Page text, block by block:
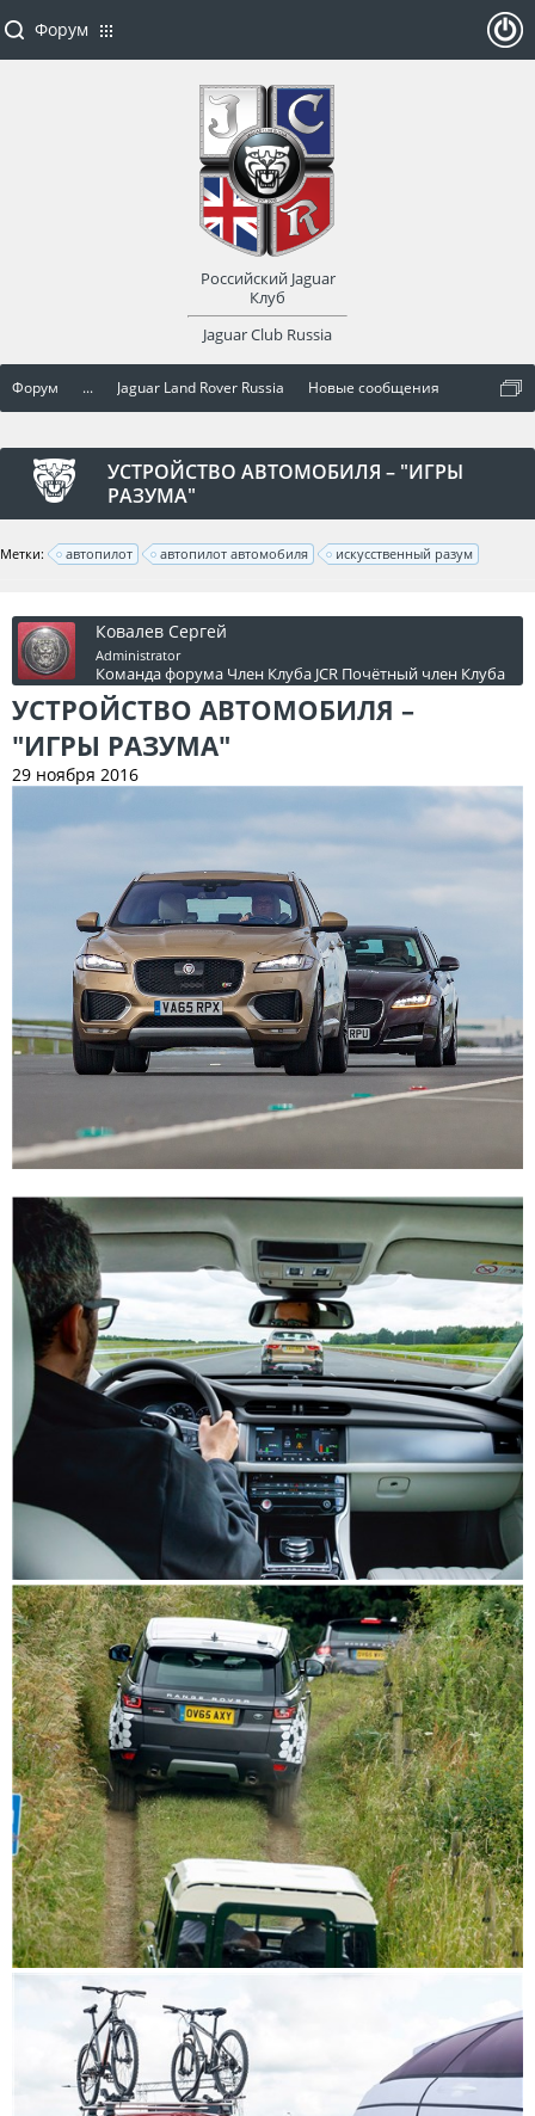
Форум ... Jaguar Land Rover Russia Новые сообщения
УСТРОЙСТВО АВТОМОБИЛЯ – "ИГРЫ
РАЗУМА"
Метки: автопилот автопилот автомобиля искусственный разум
Ковалев Сергей
Administrator
Команда форума Член Клуба JCR Почётный член Клуба
УСТРОЙСТВО АВТОМОБИЛЯ –
"ИГРЫ РАЗУМА"
29 ноября 2016
Форум
Российский Jaguar
Клуб
Jaguar Club Russia
оват